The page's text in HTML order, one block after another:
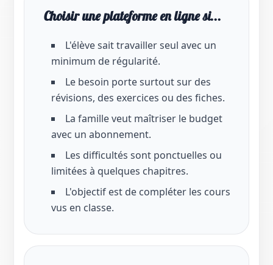
Choisir une plateforme en ligne si...
L'élève sait travailler seul avec un
minimum de régularité.
Le besoin porte surtout sur des
révisions, des exercices ou des fiches.
La famille veut maîtriser le budget
avec un abonnement.
Les difficultés sont ponctuelles ou
limitées à quelques chapitres.
L'objectif est de compléter les cours
vus en classe.